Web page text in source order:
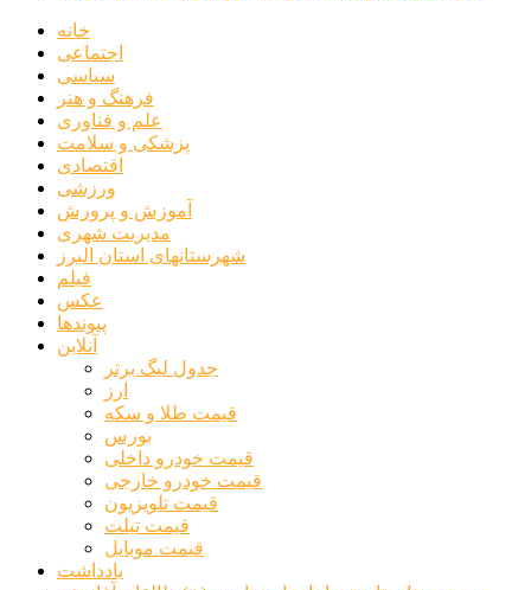
خانه
اجتماعی
سیاسی
فرهنگ و هنر
علم و فناوری
پزشکی و سلامت
اقتصادی
ورزشی
آموزش و پرورش
مدیریت شهری
شهرستانهای استان البرز
فیلم
عکس
پیوندها
آنلاین
جدول لیگ برتر
ارز
قیمت طلا و سکه
بورس
قیمت خودرو داخلی
قیمت خودرو خارجی
قیمت تلویزیون
قیمت تبلت
قیمت موبایل
یادداشت